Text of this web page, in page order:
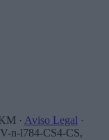
· Aviso Legal ·
n-l784-CS4-CS,